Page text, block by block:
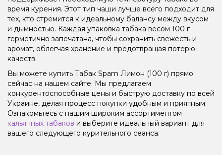
время курения. Этот тип чаши лучше всего подходит для
тех, кто стремится к идеальному балансу между вкусом
и дымностью. Каждая упаковка табака весом 100 г
герметично запечатана, чтобы сохранить свежесть и
аромат, облегчая хранение и предотвращая потерю
качеств.
Вы можете купить Табак Spam Лимон (100 г) прямо
сейчас на нашем сайте. Мы предлагаем
конкурентоспособные цены и быструю доставку по всей
Украине, делая процесс покупки удобным и приятным.
Ознакомьтесь с нашим широким ассортиментом
кальянных табаков и выберите идеальный вариант для
вашего следующего курительного сеанса.